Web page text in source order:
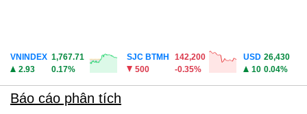
VNINDEX 1,767.71
2.93
0.17%
SJC BTMH
142,200
500
-0.35%
USD 26,430
10 0.04%
Báo cáo phân tích